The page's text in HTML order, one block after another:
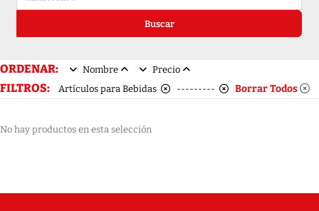
Buscar
ORDENAR: Nombre Precio
FILTROS: Artículos para Bebidas --------- Borrar Todos
No hay productos en esta selección